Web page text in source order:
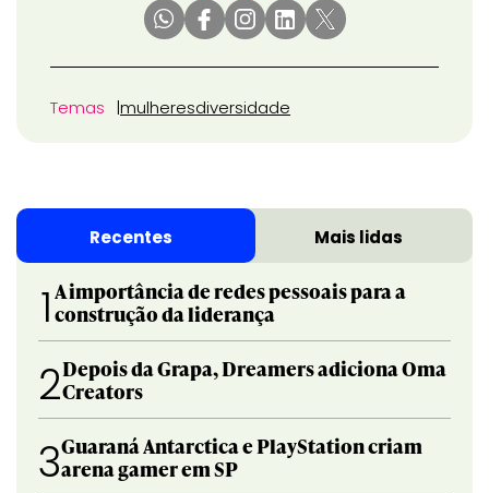
Temas mulheresdiversidade
Recentes Mais lidas
1 A importância de redes pessoais para a
construção da liderança
2Depois da Grapa, Dreamers adiciona Oma
Creators
3Guaraná Antarctica e PlayStation criam
arena gamer em SP